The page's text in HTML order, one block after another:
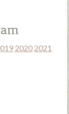
2020 2021